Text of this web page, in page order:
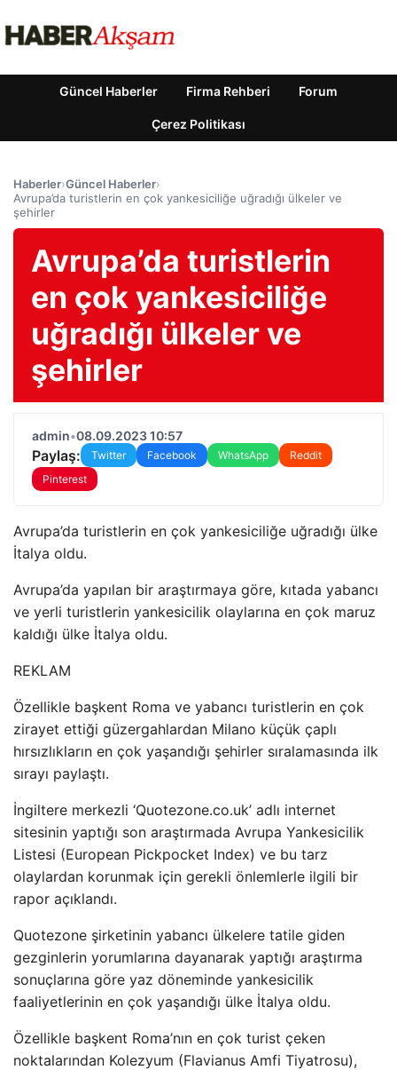
Güncel Haberler Firma Rehberi Forum
Çerez Politikası
Haberler›Güncel Haberler›
Avrupa’da turistlerin en çok yankesiciliğe uğradığı ülkeler ve
şehirler
Avrupa’da turistlerin
en çok yankesiciliğe
uğradığı ülkeler ve
şehirler
admin•08.09.2023 10:57
Paylaş: Twitter Facebook WhatsApp
Reddit
Pinterest
Avrupa’da turistlerin en çok yankesiciliğe uğradığı ülke
İtalya oldu.
Avrupa’da yapılan bir araştırmaya göre, kıtada yabancı
ve yerli turistlerin yankesicilik olaylarına en çok maruz
kaldığı ülke İtalya oldu.
REKLAM
Özellikle başkent Roma ve yabancı turistlerin en çok
zirayet ettiği güzergahlardan Milano küçük çaplı
hırsızlıkların en çok yaşandığı şehirler sıralamasında ilk
sırayı paylaştı.
İngiltere merkezli ‘Quotezone.co.uk’ adlı internet
sitesinin yaptığı son araştırmada Avrupa Yankesicilik
Listesi (European Pickpocket Index) ve bu tarz
olaylardan korunmak için gerekli önlemlerle ilgili bir
rapor açıklandı.
Quotezone şirketinin yabancı ülkelere tatile giden
gezginlerin yorumlarına dayanarak yaptığı araştırma
sonuçlarına göre yaz döneminde yankesicilik
faaliyetlerinin en çok yaşandığı ülke İtalya oldu.
Özellikle başkent Roma’nın en çok turist çeken
noktalarından Kolezyum (Flavianus Amfi Tiyatrosu),